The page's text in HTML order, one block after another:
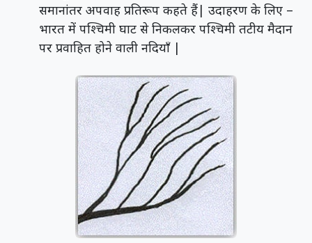
समानांतर अपवाह प्रतिरूप कहते हैं| उदाहरण के लिए –
भारत में पश्चिमी घाट से निकलकर पश्चिमी तटीय मैदान
पर प्रवाहित होने वाली नदियाँ |